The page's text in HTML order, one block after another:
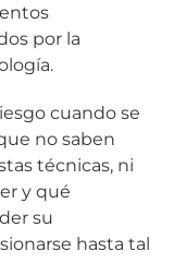
por la
cuando se
no saben
técnicas, ni
y qué
su
hasta tal